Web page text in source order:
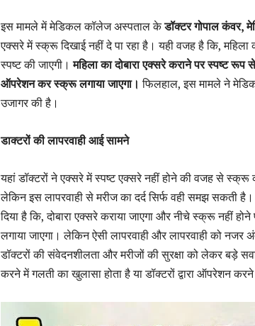
इस मामले में मेडिकल कॉलेज अस्पताल केडॉक्टर गोपाल कंवर,
एक्सरे में स्क्रू दिखाई नहीं दे पा रहा है। यही वजह है कि, महिला
स्पष्ट की जाएगी।महिला का दोबारा एक्सरे कराने पर स्पष्ट
ऑपरेशन कर स्क्रू लगाया जाएगा। फिलहाल, इस मामले ने
उजागर की है।
डाक्टरों की लापरवाही आई सामने
यहां डॉक्टरों ने एक्सरे में स्पष्ट एक्सरे नहीं होने की वजह से स्क्रू
लेकिन इस लापरवाही से मरीज का दर्द सिर्फ वही समझ सकती
दिया है कि, दोबारा एक्सरे कराया जाएगा और नीचे स्क्रू नहीं
लगाया जाएगा। लेकिन ऐसी लापरवाही और लापरवाही को नजर
डॉक्टरों की संवेदनशीलता और मरीजों की सुरक्षा को लेकर बड़े
करने में गलती का खुलासा होता है या डॉक्टरों द्वारा ऑपरेशन करने